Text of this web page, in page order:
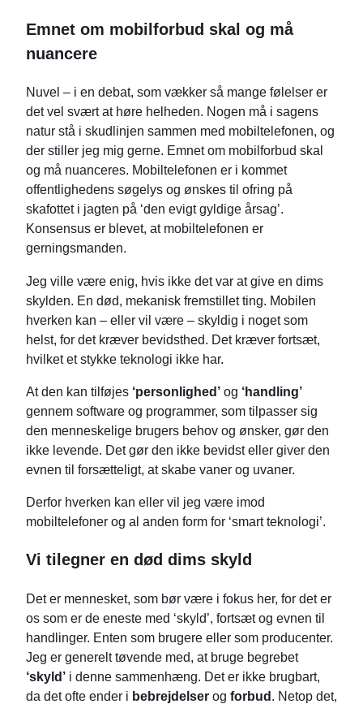
Emnet om mobilforbud skal og må
nuancere
Nuvel – i en debat, som vækker så mange følelser er
det vel svært at høre helheden. Nogen må i sagens
natur stå i skudlinjen sammen med mobiltelefonen, og
der stiller jeg mig gerne. Emnet om mobilforbud skal
og må nuanceres. Mobiltelefonen er i kommet
offentlighedens søgelys og ønskes til ofring på
skafottet i jagten på ‘den evigt gyldige årsag’.
Konsensus er blevet, at mobiltelefonen er
gerningsmanden.
Jeg ville være enig, hvis ikke det var at give en dims
skylden. En død, mekanisk fremstillet ting. Mobilen
hverken kan – eller vil være – skyldig i noget som
helst, for det kræver bevidsthed. Det kræver fortsæt,
hvilket et stykke teknologi ikke har.
At den kan tilføjes ‘personlighed’ og ‘handling’
gennem software og programmer, som tilpasser sig
den menneskelige brugers behov og ønsker, gør den
ikke levende. Det gør den ikke bevidst eller giver den
evnen til forsætteligt, at skabe vaner og uvaner.
Derfor hverken kan eller vil jeg være imod
mobiltelefoner og al anden form for ‘smart teknologi’.
Vi tilegner en død dims skyld
Det er mennesket, som bør være i fokus her, for det er
os som er de eneste med ‘skyld’, fortsæt og evnen til
handlinger. Enten som brugere eller som producenter.
Jeg er generelt tøvende med, at bruge begrebet
‘skyld’ i denne sammenhæng. Det er ikke brugbart,
da det ofte ender i bebrejdelser og forbud. Netop det,